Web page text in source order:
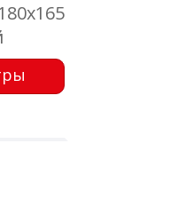
мм,
м2,